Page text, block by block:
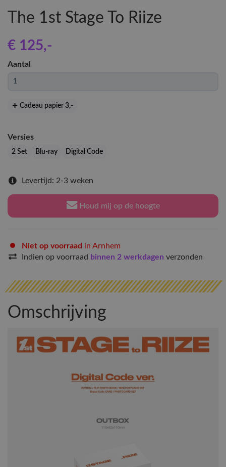
The 1st Stage To Riize
€ 125,-
Aantal
Cadeau papier 3,-
Versies
2 Set Blu-ray Digital Code
Levertijd: 2-3 weken
Houd mij op de hoogte
Niet op voorraad in Arnhem
Indien op voorraad binnen 2 werkdagen verzonden
Omschrijving